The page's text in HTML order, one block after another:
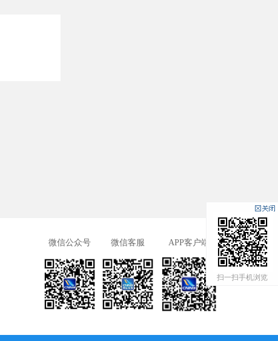
扫一扫手机浏览
微信公众号 微信客服 APP客户端